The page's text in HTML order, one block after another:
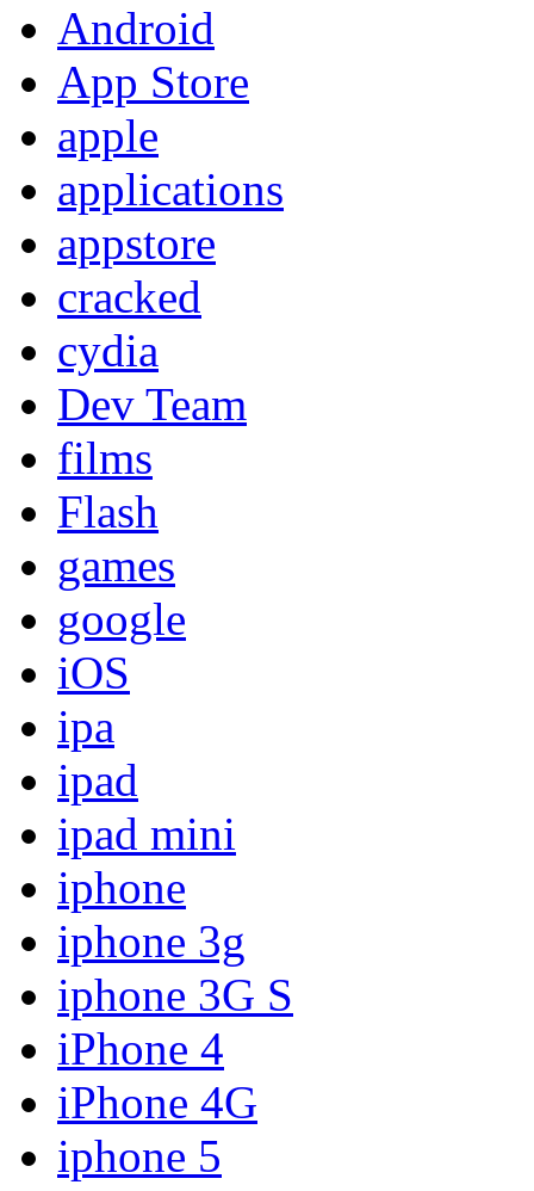
Android
App Store
apple
applications
appstore
cracked
cydia
Dev Team
films
Flash
games
google
iOS
ipa
ipad
ipad mini
iphone
iphone 3g
iphone 3G S
iPhone 4
iPhone 4G
iphone 5